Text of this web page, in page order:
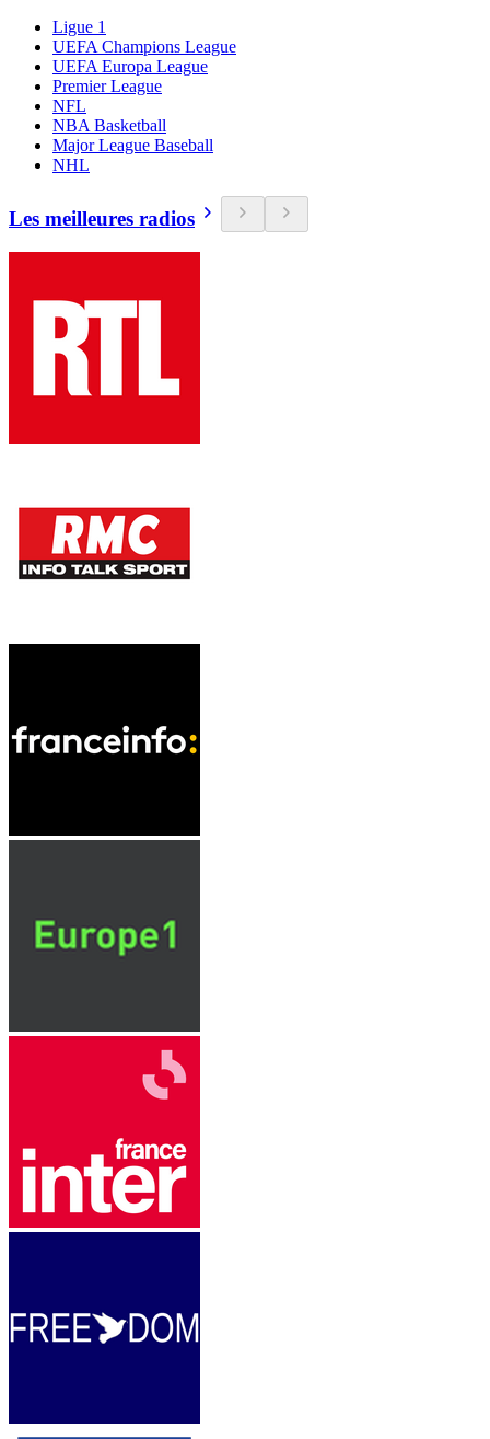
Ligue 1
UEFA Champions League
UEFA Europa League
Premier League
NFL
NBA Basketball
Major League Baseball
NHL
Les meilleures radios